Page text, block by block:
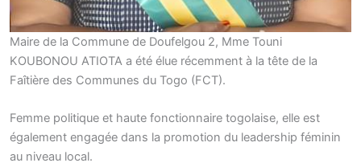
Maire de la Commune de Doufelgou 2, Mme Touni
KOUBONOU ATIOTA a été élue récemment à la tête de la
Faîtière des Communes du Togo (FCT).
Femme politique et haute fonctionnaire togolaise, elle est
également engagée dans la promotion du leadership féminin
au niveau local.